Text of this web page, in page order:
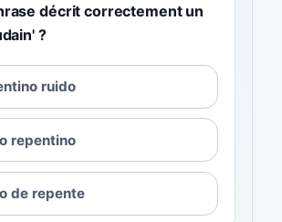
décrit correctement un
?
ruido
repentino
de repente